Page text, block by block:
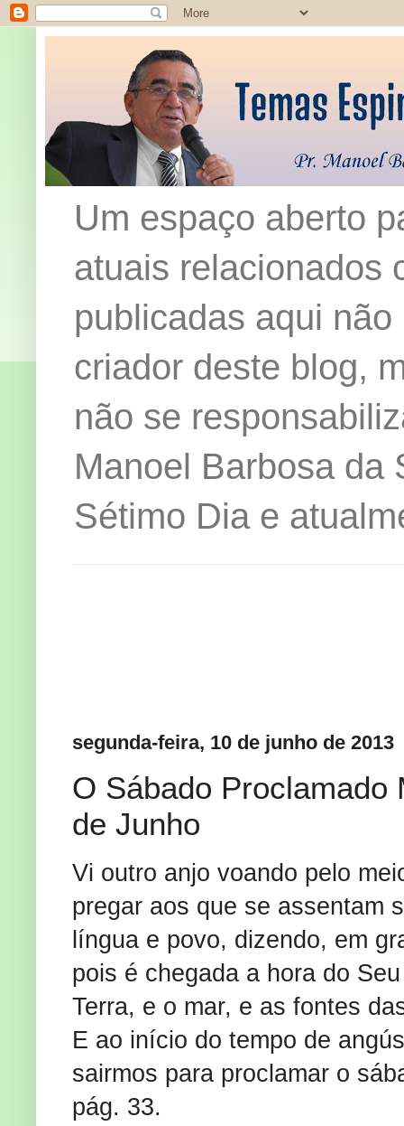
Um espaço aberto
atuais relacionados
publicadas aqui
criador deste blog,
não se
Manoel Barbosa da
Sétimo Dia e
segunda-feira, 10 de junho de 2013
O Sábado Proclamado
de Junho
Vi outro anjo voando pelo
pregar aos que se assentam
língua e povo, dizendo, em
pois é chegada a hora do
Terra, e o mar, e as fontes
E ao início do tempo de
sairmos para proclamar o
pág. 33.